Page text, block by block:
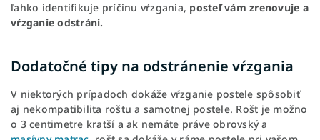
ľahko identifikuje príčinu vŕzgania, posteľ vám zrenovuje a
vŕzganie odstráni.
Dodatočné tipy na odstránenie vŕzgania
V niektorých prípadoch dokáže vŕzganie postele spôsobiť
aj nekompatibilita roštu a samotnej postele. Rošt je možno
o 3 centimetre kratší a ak nemáte práve obrovský a